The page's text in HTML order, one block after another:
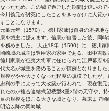
なったため、この城で過ごした期間は短いの
今川義元が討死にしたことをきっかけに人質
すことになります。
元亀元年（1570）、徳川家康は自身の本拠地
康を城主に据えます。信康が自害した後、岡
を務めました。 天正18年（1590）に、徳川家
岡崎城の城主は豊臣家の家臣である、田中吉政
徳川家康が征夷大将軍に任じられて江戸幕府
代大名が城主を務めることが慣例となりまし
規模がやや大きくなった程度の規模でしたが
忠利の手によって大改築が行われて、現在復
れたのが複合連結式望楼型3重3階の天守や、
目の規模をほこる大きな城となり、幕末まで岡
明治以降の岡崎城